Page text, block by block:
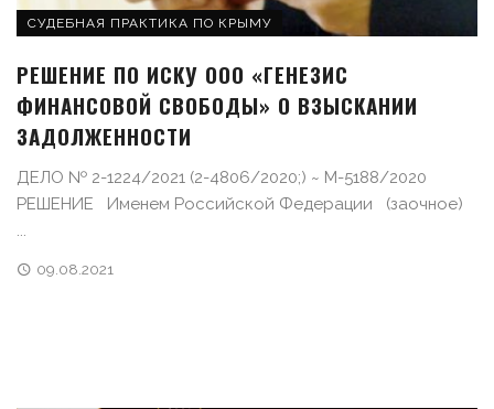
СУДЕБНАЯ ПРАКТИКА ПО КРЫМУ
РЕШЕНИЕ ПО ИСКУ ООО «ГЕНЕЗИС
ФИНАНСОВОЙ СВОБОДЫ» О ВЗЫСКАНИИ
ЗАДОЛЖЕННОСТИ
ДЕЛО № 2-1224/2021 (2-4806/2020;) ~ М-5188/2020
РЕШЕНИЕ Именем Российской Федерации (заочное)
...
09.08.2021